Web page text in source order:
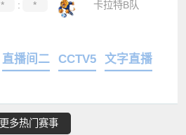
* : * 卡拉特B队
直播间二 CCTV5 文字直播
更多热门赛事